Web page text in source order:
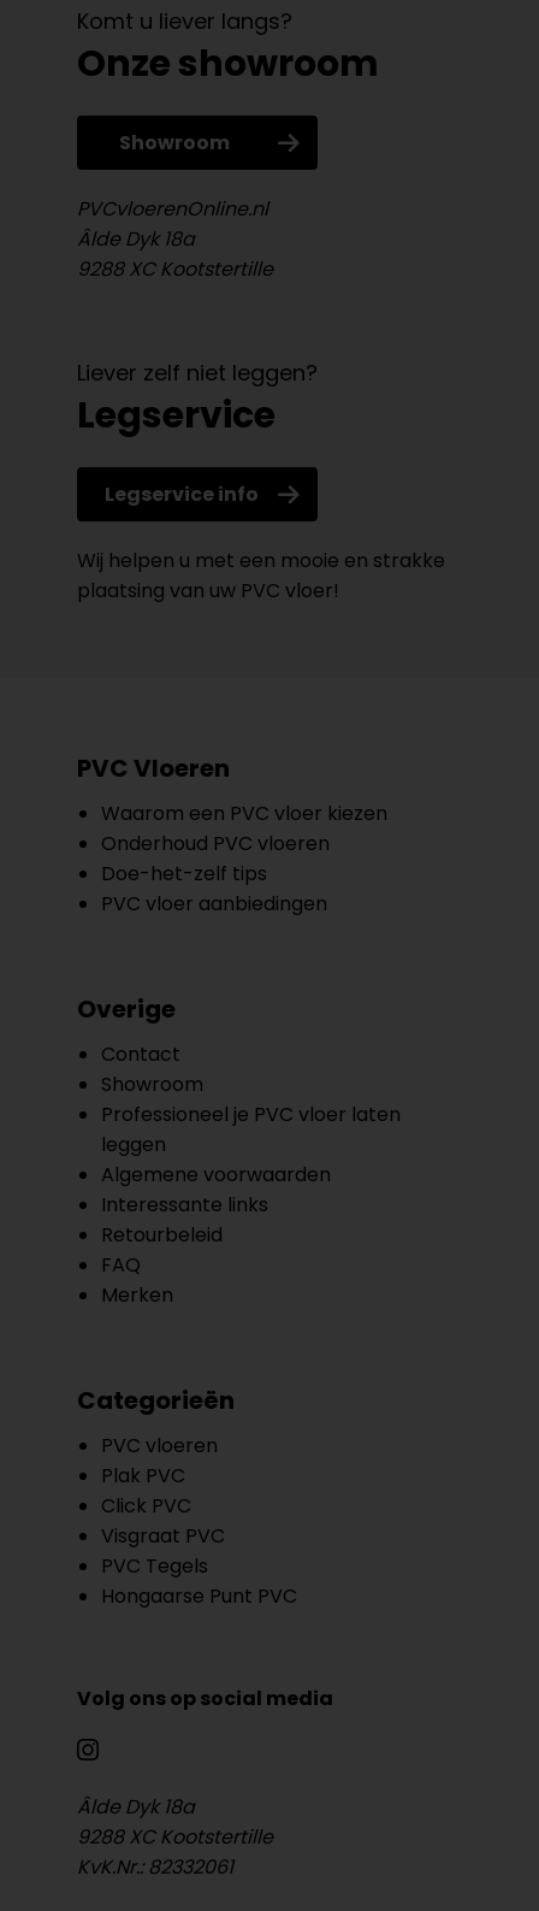
Komt u liever langs?
Onze showroom
Showroom
PVCvloerenOnline.nl
Âlde Dyk 18a
9288 XC Kootstertille
Liever zelf niet leggen?
Legservice
Legservice info
Wij helpen u met een mooie en strakke
plaatsing van uw PVC vloer!
PVC Vloeren
Waarom een PVC vloer kiezen
Onderhoud PVC vloeren
Doe-het-zelf tips
PVC vloer aanbiedingen
Overige
Contact
Showroom
Professioneel je PVC vloer laten
leggen
Algemene voorwaarden
Interessante links
Retourbeleid
FAQ
Merken
Categorieën
PVC vloeren
Plak PVC
Click PVC
Visgraat PVC
PVC Tegels
Hongaarse Punt PVC
Volg ons op social media
Âlde Dyk 18a
9288 XC Kootstertille
KvK.Nr.: 82332061